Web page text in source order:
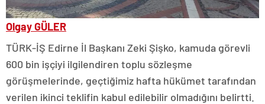
Olgay GÜLER
TÜRK-İŞ Edirne İl Başkanı Zeki Şişko, kamuda görevli
600 bin işçiyi ilgilendiren toplu sözleşme
görüşmelerinde, geçtiğimiz hafta hükümet tarafından
verilen ikinci teklifin kabul edilebilir olmadığını belirtti.